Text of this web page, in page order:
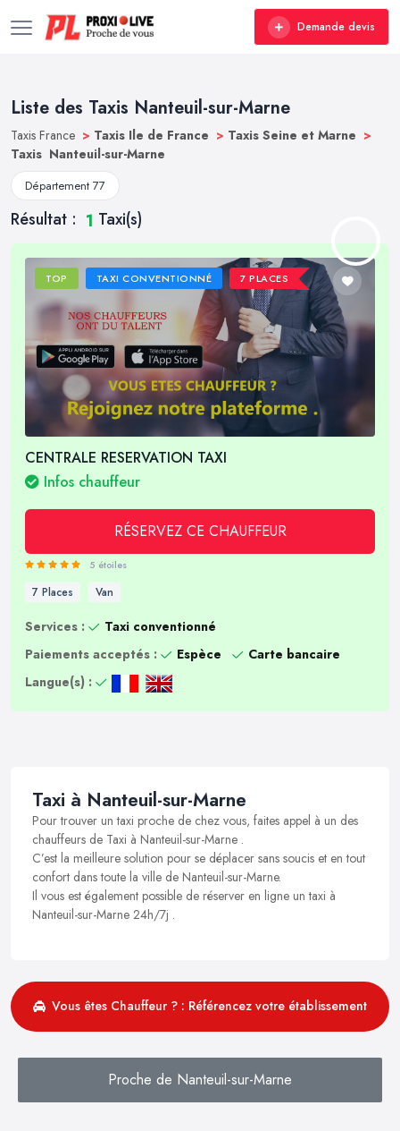
Demande devis
Liste des Taxis Nanteuil-sur-Marne
Taxis France > Taxis Ile de France > Taxis Seine et Marne >
Taxis Nanteuil-sur-Marne
Département 77
Résultat : 1 Taxi(s)
TOP TAXI CONVENTIONNÉ 7 PLACES
CENTRALE RESERVATION TAXI
Infos chauffeur
RÉSERVEZ CE CHAUFFEUR
5 étoiles
7 Places Van
Services :
Taxi conventionné
Paiements acceptés :
Espèce
Carte bancaire
Langue(s) :
Taxi à Nanteuil-sur-Marne
Pour trouver un taxi proche de chez vous, faites appel à un des
chauffeurs de Taxi à Nanteuil-sur-Marne .
C’est la meilleure solution pour se déplacer sans soucis et en tout
confort dans toute la ville de Nanteuil-sur-Marne.
Il vous est également possible de réserver en ligne un taxi à
Nanteuil-sur-Marne 24h/7j .
Vous êtes Chauffeur ? : Référencez votre établissement
Proche de Nanteuil-sur-Marne